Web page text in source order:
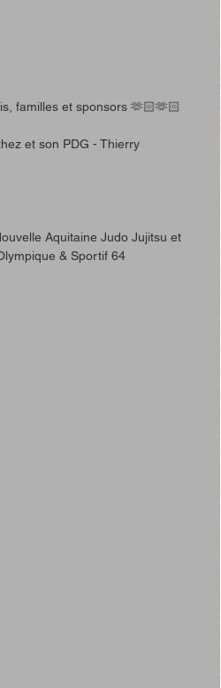
familles et sponsors 🫶🏻🫶🏻
et son PDG - Thierry
Aquitaine Judo Jujitsu et
& Sportif 64